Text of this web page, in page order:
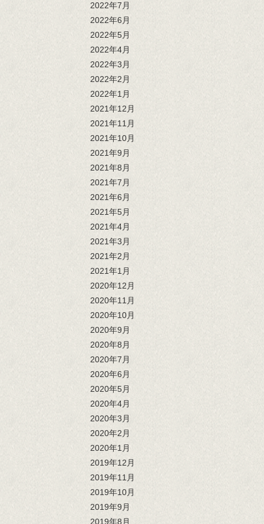
2022年7月
2022年6月
2022年5月
2022年4月
2022年3月
2022年2月
2022年1月
2021年12月
2021年11月
2021年10月
2021年9月
2021年8月
2021年7月
2021年6月
2021年5月
2021年4月
2021年3月
2021年2月
2021年1月
2020年12月
2020年11月
2020年10月
2020年9月
2020年8月
2020年7月
2020年6月
2020年5月
2020年4月
2020年3月
2020年2月
2020年1月
2019年12月
2019年11月
2019年10月
2019年9月
2019年8月